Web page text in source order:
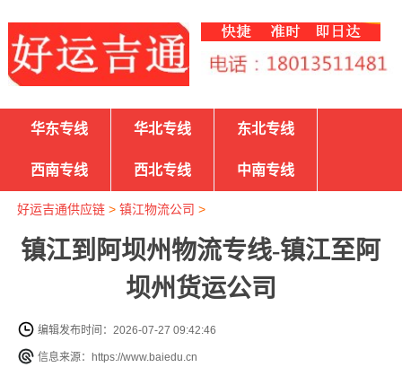
华东专线 华北专线 东北专线
西南专线 西北专线 中南专线
好运吉通供应链> 镇江物流公司 >
镇江到阿坝州物流专线-镇江至阿
坝州货运公司
编辑发布时间：2026-07-27 09:42:46
信息来源：https://www.baiedu.cn